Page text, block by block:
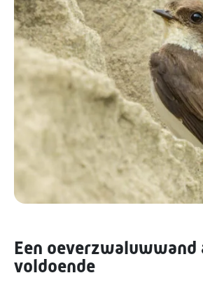
Een oeverzwaluwwand
voldoende